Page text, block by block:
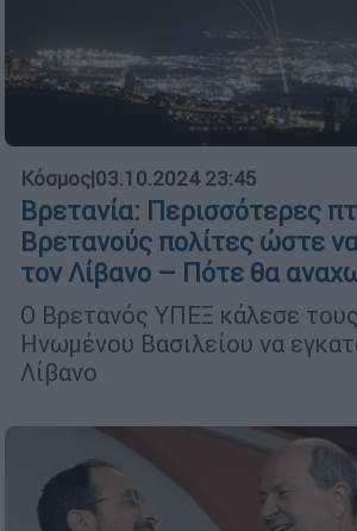
Κόσμος|03.10.2024 23:45
Βρετανία: Περισσότερες
Βρετανούς πολίτες ώστε
τον Λίβανο – Πότε θα
Ο Βρετανός ΥΠΕΞ κάλεσε
Ηνωμένου Βασιλείου να
Λίβανο